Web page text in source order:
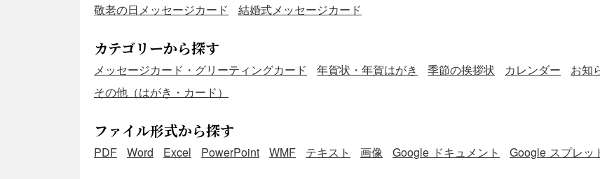
敬老の日メッセージカード
結婚式メッセージカード
カテゴリーから探す
メッセージカード・グリーティングカード 年賀状・年賀はがき 季節の挨拶状 カレンダー お知
その他（はがき・カード）
ファイル形式から探す
PDF Word Excel PowerPoint WMF テキスト 画像 Google ドキュメント Google スプレッ